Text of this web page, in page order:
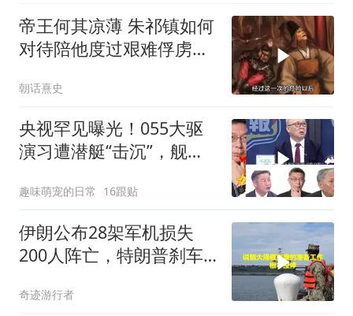
帝王何其凉薄 朱祁镇如何
对待陪他度过艰难俘虏生
朝话熹史
央视罕见曝光！055大驱
演习遭潜艇“击沉”，舰长
趣味萌宠的日常 16跟贴
伊朗公布28架军机损失
200人阵亡，特朗普刹车
奇迹游行者